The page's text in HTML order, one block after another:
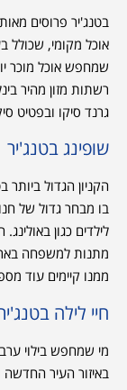
בטנג'יר פרוסים
אוכל מקומי, שכולל
שמחפש אוכל מוכר
רשתות מזון מהיר
גרנד סיקו ובפטיט
שופינג בטנג'יר
הקניון הגדול
בו מבחר גדול של
לילדים כגון
מתנות למשפחה
ממנו קיימים עוד
חיי לילה
מי שמחפש בילוי
באיזור העיר החדשה